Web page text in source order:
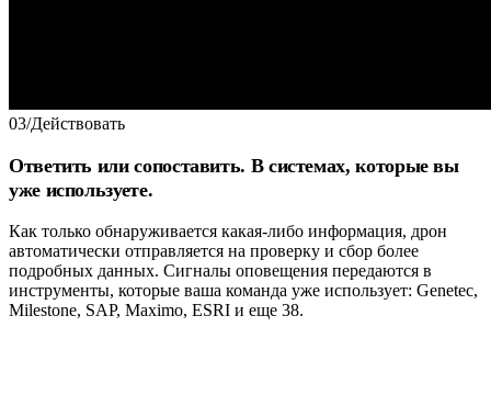
03/Действовать
Ответить или сопоставить. В системах, которые вы
уже используете.
Как только обнаруживается какая-либо информация, дрон
автоматически отправляется на проверку и сбор более
подробных данных. Сигналы оповещения передаются в
инструменты, которые ваша команда уже использует: Genetec,
Milestone, SAP, Maximo, ESRI и еще 38.